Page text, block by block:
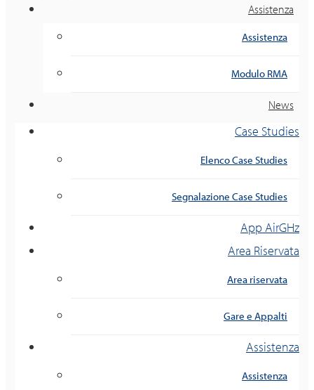
Assistenza
Assistenza
Modulo RMA
News
Case Studies
Elenco Case Studies
Segnalazione Case Studies
App AirGHz
Area Riservata
Area riservata
Gare e Appalti
Assistenza
Assistenza